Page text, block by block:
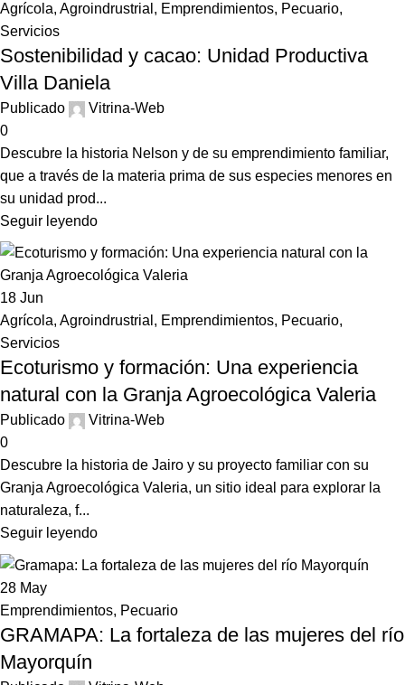
Agrícola, Agroindrustrial , Emprendimientos, Pecuario,
Servicios
Sostenibilidad y cacao: Unidad Productiva
Villa Daniela
Publicado
Vitrina-Web
0
Descubre la historia Nelson y de su emprendimiento familiar,
que a través de la materia prima de sus especies menores en
su unidad prod...
Seguir leyendo
18 Jun
Agrícola, Agroindrustrial , Emprendimientos, Pecuario,
Servicios
Ecoturismo y formación: Una experiencia
natural con la Granja Agroecológica Valeria
Publicado
Vitrina-Web
0
Descubre la historia de Jairo y su proyecto familiar con su
Granja Agroecológica Valeria, un sitio ideal para explorar la
naturaleza, f...
Seguir leyendo
28 May
Emprendimientos, Pecuario
GRAMAPA: La fortaleza de las mujeres del río
Mayorquín